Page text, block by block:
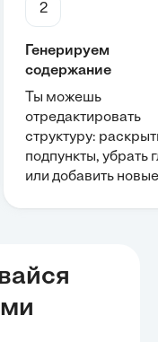
2
Генерируем
содержание
Ты можешь
отредактировать
структуру:
подпункты, убрать
или добавить новые